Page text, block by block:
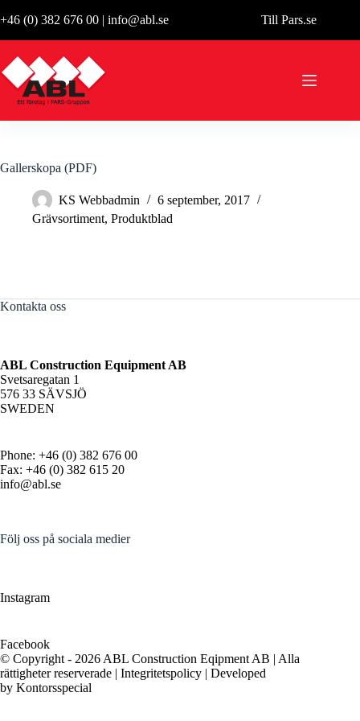
till
+46 (0) 382 676 00 | info@abl.se Till Pars.se
Gallerskopa (PDF)
KS Webbadmin
6 september, 2017
Grävsortiment, Produktblad
Kontakta oss
ABL Construction Equipment AB
Svetsaregatan 1
576 33 SÄVSJÖ
SWEDEN
Phone: +46 (0) 382 676 00
Fax: +46 (0) 382 615 20
info@abl.se
Följ oss på sociala medier
Instagram
Facebook
© Copyright - 2026 ABL Construction Eqipment AB | Alla
rättigheter reserverade | Integritetspolicy | Developed
by Kontorsspecial